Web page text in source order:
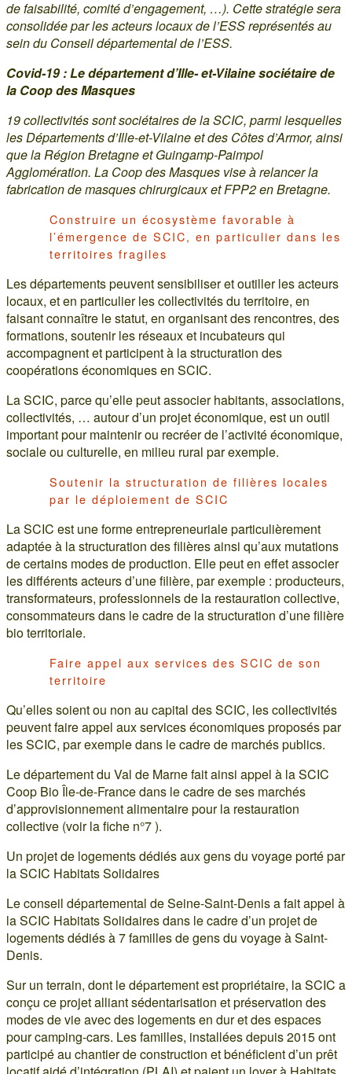
de faisabilité, comité d’engagement, …). Cette stratégie sera
consolidée par les acteurs locaux de l’ESS représentés au
sein du Conseil départemental de l’ESS.
Covid-19 : Le département d’Ille- et-Vilaine sociétaire de
la Coop des Masques
19 collectivités sont sociétaires de la SCIC, parmi lesquelles
les Départements d’Ille-et-Vilaine et des Côtes d’Armor, ainsi
que la Région Bretagne et Guingamp-Paimpol
Agglomération. La Coop des Masques vise à relancer la
fabrication de masques chirurgicaux et FPP2 en Bretagne.
Construire un écosystème favorable à
l’émergence de SCIC, en particulier dans les
territoires fragiles
Les départements peuvent sensibiliser et outiller les acteurs
locaux, et en particulier les collectivités du territoire, en
faisant connaître le statut, en organisant des rencontres, des
formations, soutenir les réseaux et incubateurs qui
accompagnent et participent à la structuration des
coopérations économiques en SCIC.
La SCIC, parce qu’elle peut associer habitants, associations,
collectivités, … autour d’un projet économique, est un outil
important pour maintenir ou recréer de l’activité économique,
sociale ou culturelle, en milieu rural par exemple.
Soutenir la structuration de filières locales
par le déploiement de SCIC
La SCIC est une forme entrepreneuriale particulièrement
adaptée à la structuration des filières ainsi qu’aux mutations
de certains modes de production. Elle peut en effet associer
les différents acteurs d’une filière, par exemple : producteurs,
transformateurs, professionnels de la restauration collective,
consommateurs dans le cadre de la structuration d’une filière
bio territoriale.
Faire appel aux services des SCIC de son
territoire
Qu’elles soient ou non au capital des SCIC, les collectivités
peuvent faire appel aux services économiques proposés par
les SCIC, par exemple dans le cadre de marchés publics.
Le département du Val de Marne fait ainsi appel à la SCIC
Coop Bio Île-de-France dans le cadre de ses marchés
d’approvisionnement alimentaire pour la restauration
collective (voir la fiche n°7 ).
Un projet de logements dédiés aux gens du voyage porté par
la SCIC Habitats Solidaires
Le conseil départemental de Seine-Saint-Denis a fait appel à
la SCIC Habitats Solidaires dans le cadre d’un projet de
logements dédiés à 7 familles de gens du voyage à Saint-
Denis.
Sur un terrain, dont le département est propriétaire, la SCIC a
conçu ce projet alliant sédentarisation et préservation des
modes de vie avec des logements en dur et des espaces
pour camping-cars. Les familles, installées depuis 2015 ont
participé au chantier de construction et bénéficient d’un prêt